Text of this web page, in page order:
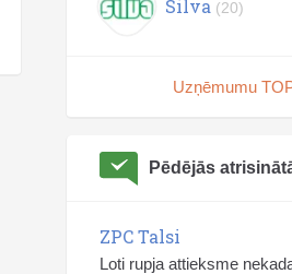
Silva (20)
Uzņēmumu
Pēdējās
ZPC Talsi
Loti rupja attieksme